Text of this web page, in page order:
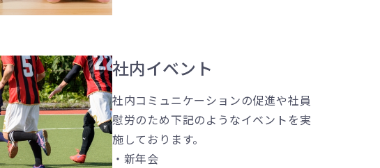
社内イベント
社内コミュニケーションの促進や社員
慰労のため下記のようなイベントを実
施しております。
・新年会